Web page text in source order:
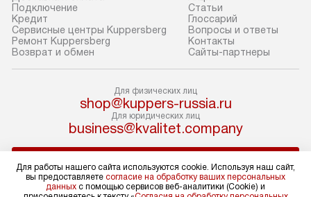
установки, предварительно
согласуйте это с менеджером.
За данную услугу взимается
они не позволяют пронести его
через дверной проем,
то сотрудники транспортной
службы не смогут демонтировать
дверцы, ручки или другие
выступающие элементы, так как это
нишу или на
консультация
В стандартную
не входят:
коммуникаций,
Подключение
Кредит
Сервисные центры Kuppersberg
Ремонт Kuppersberg
Возврат и обмен
Cтатьи
Глоссарий
Вопросы и ответы
Контакты
Сайты-партнеры
Для физических лиц
shop@kuppers-russia.ru
Для юридических лиц
business@kvalitet.company
Для работы нашего сайта используются cookie. Используя наш сайт,
вы предоставляете согласие на обработку ваших персональных
данных с помощью сервисов веб-аналитики (Cookie) и